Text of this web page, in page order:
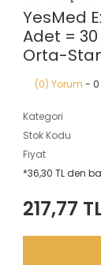
YesMed
Adet = 30
Orta-
(0) Yorum - 0
Kategori
Stok Kodu
Fiyat
*36,30 TL den
217,77